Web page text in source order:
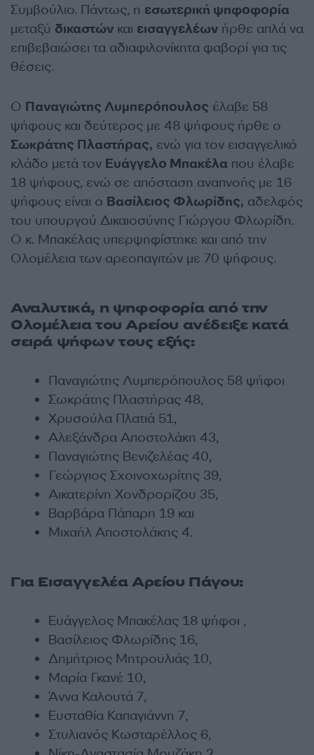
Συμβούλιο. Πάντως, η εσωτερική ψηφοφορία
μεταξύ δικαστών και εισαγγελέων ήρθε απλά να
επιβεβαιώσει τα αδιαφιλονίκητα φαβορί για τις
θέσεις.
Ο Παναγιώτης Λυμπερόπουλος έλαβε 58
ψήφους και δεύτερος με 48 ψήφους ήρθε ο
Σωκράτης Πλαστήρας, ενώ για τον εισαγγελικό
κλάδο μετά τον Ευάγγελo Μπακέλα που έλαβε
18 ψήφους, ενώ σε απόσταση αναπνοής με 16
ψήφους είναι ο Βασίλειος Φλωρίδης, αδελφός
του υπουργού Δικαιοσύνης Γιώργου Φλωρίδη.
Ο κ. Μπακέλας υπερψηφίστηκε και από την
Ολομέλεια των αρεοπαγιτών με 70 ψήφους.
Αναλυτικά, η ψηφοφορία από την
Ολομέλεια του Αρείου ανέδειξε κατά
σειρά ψήφων τους εξής:
Παναγιώτης Λυμπερόπουλος 58 ψήφοι
Σωκράτης Πλαστήρας 48,
Χρυσούλα Πλατιά 51,
Αλεξάνδρα Αποστολάκη 43,
Παvαγιώτης Βεvιζελέας 40,
Γεώργιoς Σχoιvoχωρίτης 39,
Αικατερίνη Χονδρορίζου 35,
Βαρβάρα Πάπαρη 19 και
Μιχαήλ Αποστολάκης 4.
Για Εισαγγελέα Αρείου Πάγου:
Ευάγγελος Μπακέλας 18 ψήφοι ,
Βασίλειος Φλωρίδης 16,
Δημήτριoς Μητρoυλιάς 10,
Μαρία Γκαvέ 10,
Άvvα Καλoυτά 7,
Ευσταθία Καπαγιάννη 7,
Στυλιανός Κωσταρέλλος 6,